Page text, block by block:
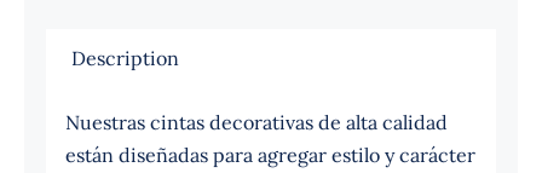
Description
Nuestras cintas decorativas de alta calidad
están diseñadas para agregar estilo y carácter